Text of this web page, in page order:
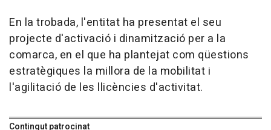
En la trobada, l'entitat ha presentat el seu
projecte d'activació i dinamització per a la
comarca, en el que ha plantejat com qüestions
estratègiques la millora de la mobilitat i
l'agilitació de les llicències d'activitat.
Contingut patrocinat